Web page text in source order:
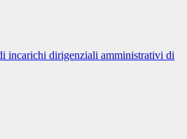
incarichi dirigenziali amministrativi di